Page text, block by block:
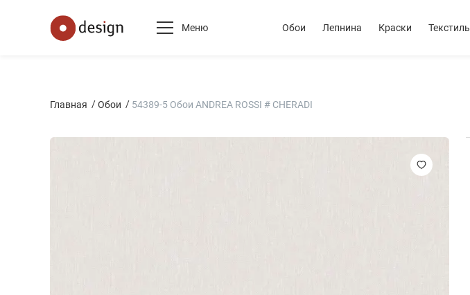
Меню Обои Лепнина Краски Текстиль
Главная Обои 54389-5 Обои ANDREA ROSSI # CHERADI